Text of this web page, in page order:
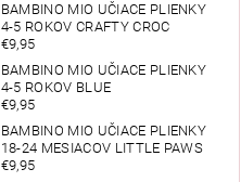
BAMBINO MIO UČIACE PLIENKY
4-5 ROKOV CRAFTY CROC
€9,95
BAMBINO MIO UČIACE PLIENKY
4-5 ROKOV BLUE
€9,95
BAMBINO MIO UČIACE PLIENKY
18-24 MESIACOV LITTLE PAWS
€9,95